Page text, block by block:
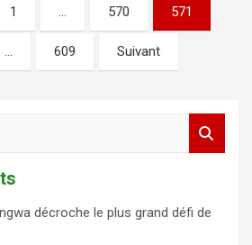
1 … 570 571
… 609 Suivant
décroche le plus grand défi de